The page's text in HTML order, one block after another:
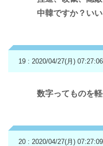
中韓ですか？い
19 : 2020/04/27(月)
数字ってものを
20 : 2020/04/27(月)